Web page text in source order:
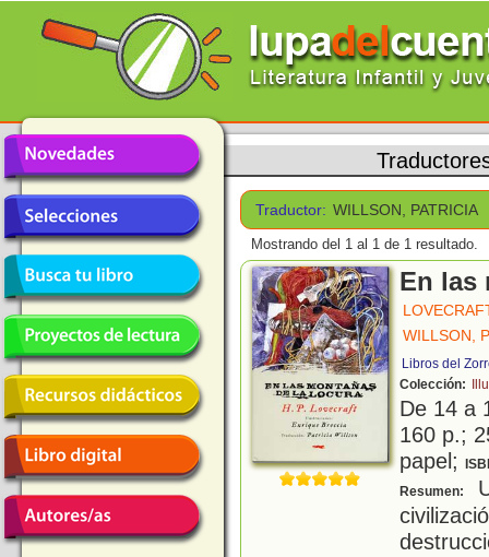
Traductor: WILLSON, PATRICIA
Mostrando del 1 al 1 de 1 resultado.
En las
WILLSON,
Libros del
Colección:
De 14 a
160 p.;
papel;
Resumen: